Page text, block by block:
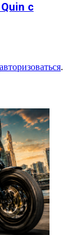
с
авторизоваться.